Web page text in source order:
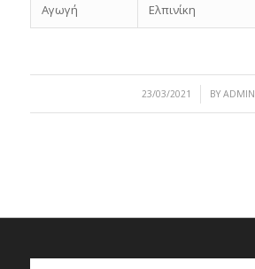
Αγωγή
Ελπινίκη
23/03/2021
/ BY ADMIN